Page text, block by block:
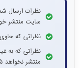
نظرات ارسال
سایت منتشر
نظراتی که
نظراتی که به
منتشر نخواهد